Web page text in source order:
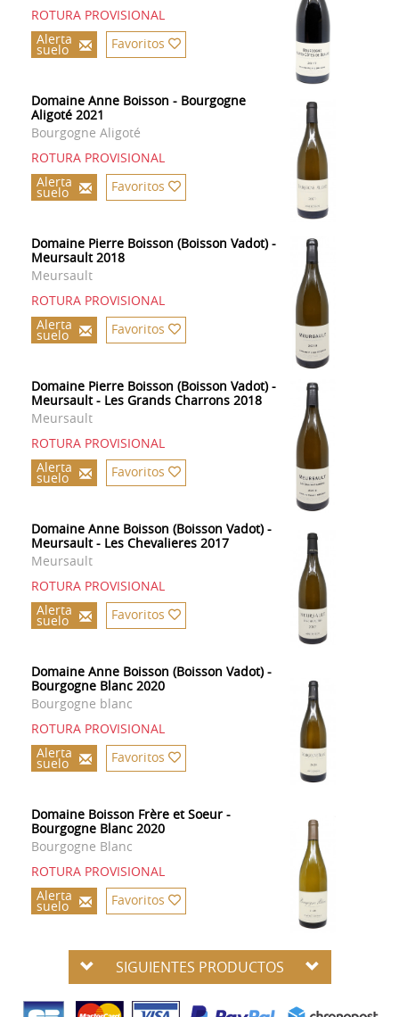
ROTURA PROVISIONAL
Alerta
suelo Favoritos
Domaine Anne Boisson - Bourgogne
Aligoté 2021
Bourgogne Aligoté
ROTURA PROVISIONAL
Alerta
suelo Favoritos
Domaine Pierre Boisson (Boisson Vadot) -
Meursault 2018
Meursault
ROTURA PROVISIONAL
Alerta
suelo Favoritos
Domaine Pierre Boisson (Boisson Vadot) -
Meursault - Les Grands Charrons 2018
Meursault
ROTURA PROVISIONAL
Alerta
suelo Favoritos
Domaine Anne Boisson (Boisson Vadot) -
Meursault - Les Chevalieres 2017
Meursault
ROTURA PROVISIONAL
Alerta
suelo Favoritos
Domaine Anne Boisson (Boisson Vadot) -
Bourgogne Blanc 2020
Bourgogne blanc
ROTURA PROVISIONAL
Alerta
suelo Favoritos
Domaine Boisson Frère et Soeur -
Bourgogne Blanc 2020
Bourgogne Blanc
ROTURA PROVISIONAL
Alerta
suelo Favoritos
SIGUIENTES PRODUCTOS